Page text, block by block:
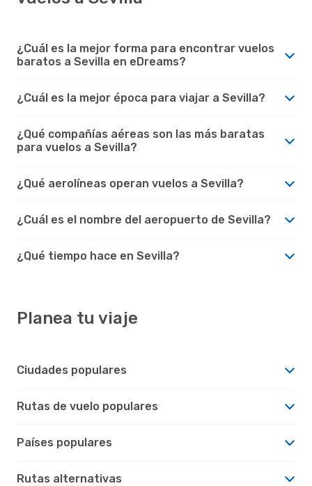
¿Cuál es la mejor forma para encontrar vuelos
baratos a Sevilla en eDreams?
¿Cuál es la mejor época para viajar a Sevilla?
¿Qué compañías aéreas son las más baratas
para vuelos a Sevilla?
¿Qué aerolíneas operan vuelos a Sevilla?
¿Cuál es el nombre del aeropuerto de Sevilla?
¿Qué tiempo hace en Sevilla?
Planea tu viaje
Ciudades populares
Rutas de vuelo populares
Países populares
Rutas alternativas